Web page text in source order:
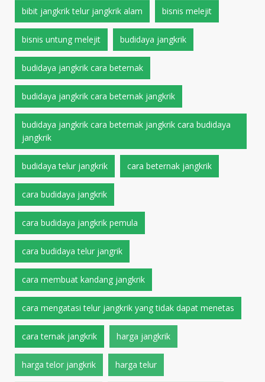
bibit jangkrik telur jangkrik alam bisnis melejit
bisnis untung melejit budidaya jangkrik
budidaya jangkrik cara beternak
budidaya jangkrik cara beternak jangkrik
budidaya jangkrik cara beternak jangkrik cara budidaya
jangkrik
budidaya telur jangkrik cara beternak jangkrik
cara budidaya jangkrik
cara budidaya jangkrik pemula
cara budidaya telur jangrik
cara membuat kandang jangkrik
cara mengatasi telur jangkrik yang tidak dapat menetas
cara ternak jangkrik harga jangkrik
harga telor jangkrik harga telur